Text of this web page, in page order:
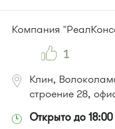
Компания
1
Клин,
строение 28,
Открыто до 18:00